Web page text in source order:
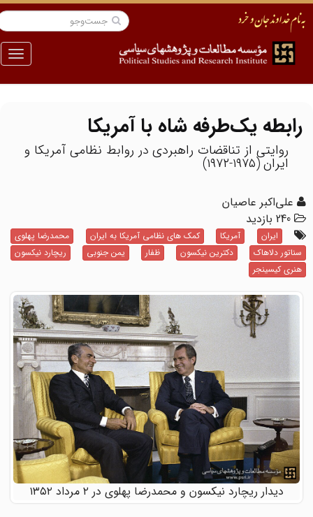
منو
رابطه یک‌طرفه شاه با آمریکا
روایتی از تناقضات راهبردی در روابط نظامی آمریکا و
ایران (۱۹۷۵-۱۹۷۲)
علی‌اکبر عاصیان
240 بازدید
ایران آمریکا کمک های نظامی آمریکا به ایران
محمدرضا پهلوی
سناتور دلاهاک
دکترین نیکسون ظفار یمن جنوبی
ریچارد نیکسون
هنری کیسینجر
دیدار ریچارد نیکسون و محمدرضا پهلوی در ۲ مرداد ۱۳۵۲